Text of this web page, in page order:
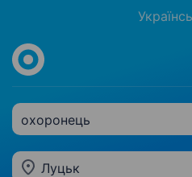
охоронець
Луцьк